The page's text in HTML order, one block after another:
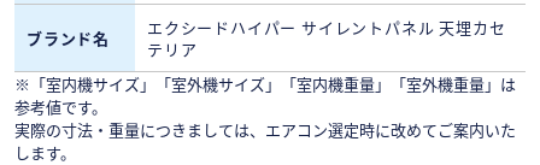
ブランド名
エクシードハイパー サイレントパネル 天埋カセ
テリア
※「室内機サイズ」「室外機サイズ」「室内機重量」「室外機重量」は
参考値です。
実際の寸法・重量につきましては、エアコン選定時に改めてご案内いた
します。